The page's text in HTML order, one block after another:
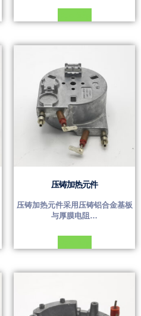
压铸加热元件
压铸加热元件采用压铸铝合金基板
与厚膜电阻…